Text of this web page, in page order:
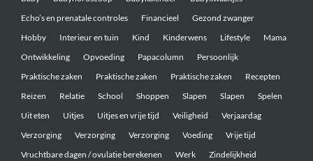
Echo’s en prenatale controles
Financieel
Gezond zwanger
Hobby
Interieur en tuin Kind Kinderwens Lifestyle
Mama
Ontwikkeling
Opvoeding Papacolumn
Persoonlijk
Praktische zaken
Praktische zaken Praktische zaken
Recepten
Reizen
Relatie School Shoppen Slapen Slapen
Spelen
Uit eten
Uitjes Uitjes en vrije tijd Veiligheid
Verjaardag
Verzorging
Verzorging Verzorging Voeding
Vrije tijd
Vruchtbare dagen / ovulatie berekenen
Werk Zindelijkheid